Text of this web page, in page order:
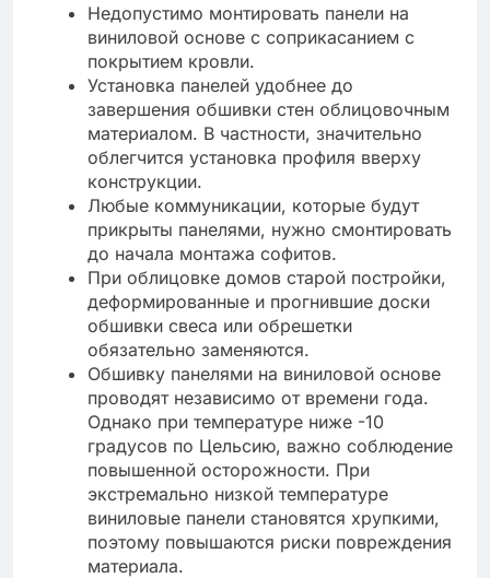
Недопустимо монтировать панели на
виниловой основе с соприкасанием с
покрытием кровли.
Установка панелей удобнее до
завершения обшивки стен облицовочным
материалом. В частности, значительно
облегчится установка профиля вверху
конструкции.
Любые коммуникации, которые будут
прикрыты панелями, нужно смонтировать
до начала монтажа софитов.
При облицовке домов старой постройки,
деформированные и прогнившие доски
обшивки свеса или обрешетки
обязательно заменяются.
Обшивку панелями на виниловой основе
проводят независимо от времени года.
Однако при температуре ниже -10
градусов по Цельсию, важно соблюдение
повышенной осторожности. При
экстремально низкой температуре
виниловые панели становятся хрупкими,
поэтому повышаются риски повреждения
материала.